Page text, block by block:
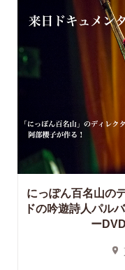
にっぽん百名山の
ドの吟遊詩人パル
ー